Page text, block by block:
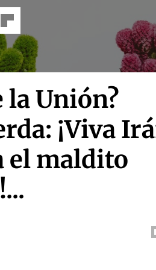
la Unión?
¡Viva
el maldito